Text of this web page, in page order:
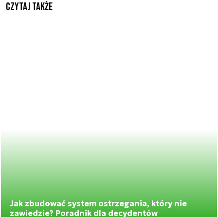
Czytaj także
Jak zbudować system ostrzegania, który nie
zawiedzie? Poradnik dla decydentów